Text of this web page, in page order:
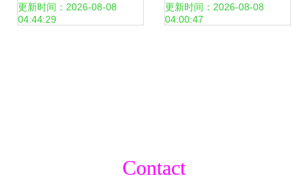
技开发与产业升级
更新时间：2026-08-08
04:44:29
宴绽放农博会，驱
更新时间：2026-08-08
04:00:47
Contact